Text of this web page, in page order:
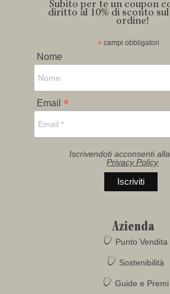
Subito per te un coupon
diritto al 10% di sconto
ordine!
* campi obbligatori
Nome
Email *
Iscrivendoti acconsenti
Privacy Policy
Azienda
Punto Vendita
Sostenibilità
Guide e Premi